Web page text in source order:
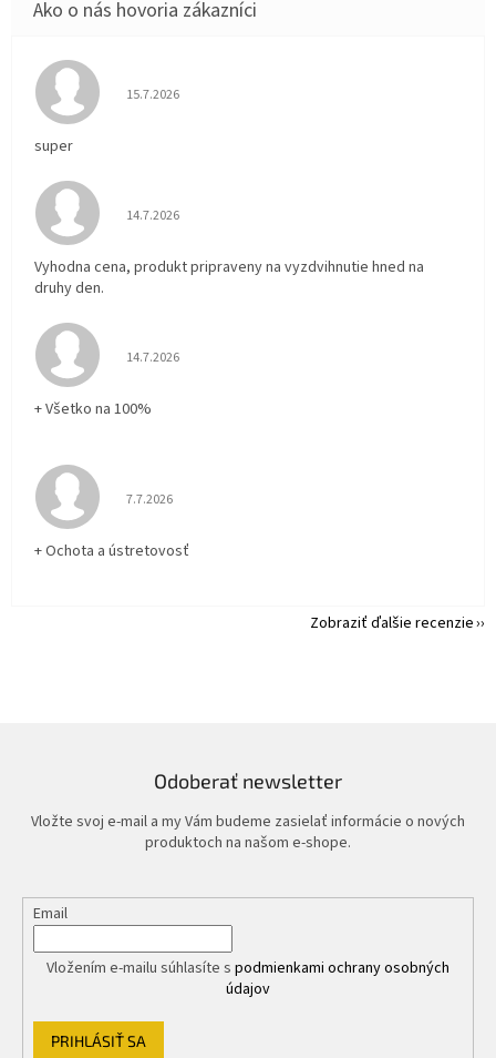
Hodnotenie obchodu je 5 z 5 hviezdičiek.
15.7.2026
super
Hodnotenie obchodu je 5 z 5 hviezdičiek.
14.7.2026
Vyhodna cena, produkt pripraveny na vyzdvihnutie hned na
druhy den.
Hodnotenie obchodu je 5 z 5 hviezdičiek.
14.7.2026
+ Všetko na 100%
Hodnotenie obchodu je 5 z 5 hviezdičiek.
7.7.2026
+ Ochota a ústretovosť
Zobraziť ďalšie recenzie
Odoberať newsletter
Vložte svoj e-mail a my Vám budeme zasielať informácie o nových
produktoch na našom e-shope.
Email
Vložením e-mailu súhlasíte s podmienkami ochrany osobných
údajov
PRIHLÁSIŤ SA